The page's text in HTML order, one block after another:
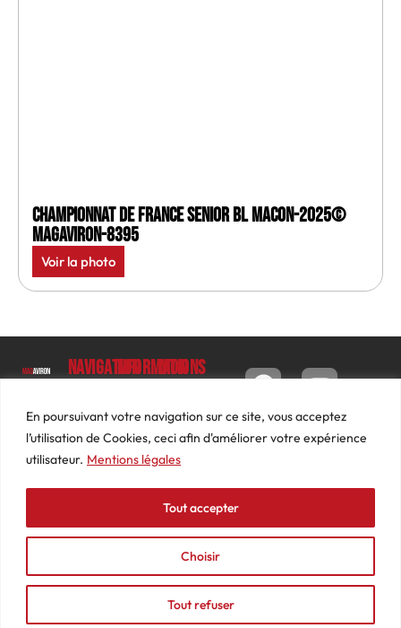
En poursuivant votre navigation sur ce site, vous acceptez
l’utilisation de Cookies, ceci afin d'améliorer votre expérience
utilisateur. Mentions légales
Choisir
Tout refuser
Tout accepter
Championnat de France senior BL Macon-2025©
MagAviron-8395
Voir la photo
Luc
Barbier
69640
74
87
contact@mediasaviron.fr
Navigation
Le
Magazine
Photos
Actualités
Podcasts
Informations
Conditions
générales
de ventes
Mentions
légales
Mon
Tableau
de bord
Commandes
Adresses
Détails
du
compte